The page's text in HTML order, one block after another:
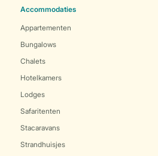
Accommodaties
Appartementen
Bungalows
Chalets
Hotelkamers
Lodges
Safaritenten
Stacaravans
Strandhuisjes